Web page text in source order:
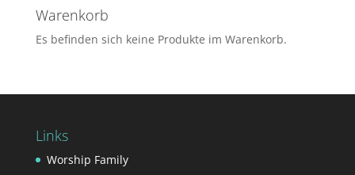
Warenkorb
Es befinden sich keine Produkte im Warenkorb.
Links
Worship Family